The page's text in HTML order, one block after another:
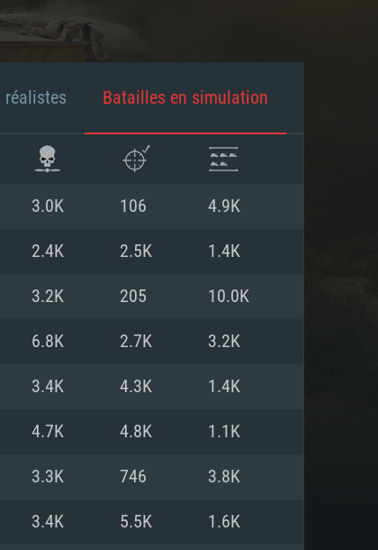
réalistes Batailles en simulation
3.0K 106 4.9K
2.4K 2.5K 1.4K
3.2K 205 10.0K
6.8K 2.7K 3.2K
3.4K 4.3K 1.4K
4.7K 4.8K 1.1K
3.3K 746 3.8K
3.4K 5.5K 1.6K